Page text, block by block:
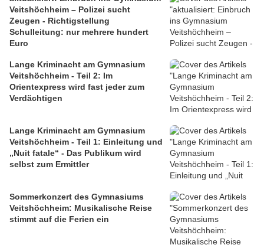
Veitshöchheim – Polizei sucht
Zeugen - Richtigstellung
Schulleitung: nur mehrere hundert
Euro
Lange Kriminacht am Gymnasium
Veitshöchheim - Teil 2: Im
Orientexpress wird fast jeder zum
Verdächtigen
Lange Kriminacht am Gymnasium
Veitshöchheim - Teil 1: Einleitung und
„Nuit fatale“ - Das Publikum wird
selbst zum Ermittler
Sommerkonzert des Gymnasiums
Veitshöchheim: Musikalische Reise
stimmt auf die Ferien ein